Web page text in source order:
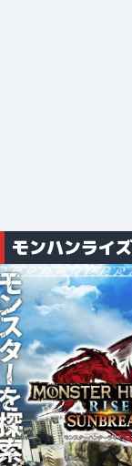
モンハンライ